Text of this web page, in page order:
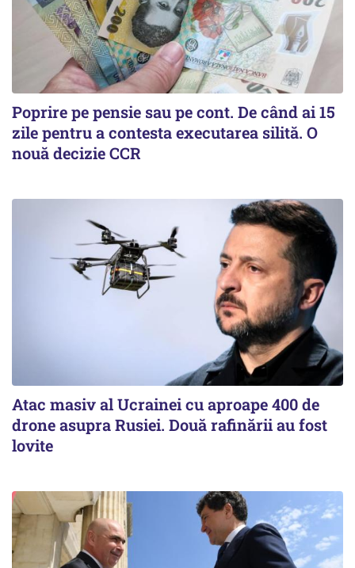
Poprire pe pensie sau pe cont. De când ai 15
zile pentru a contesta executarea silită. O
nouă decizie CCR
Atac masiv al Ucrainei cu aproape 400 de
drone asupra Rusiei. Două rafinării au fost
lovite